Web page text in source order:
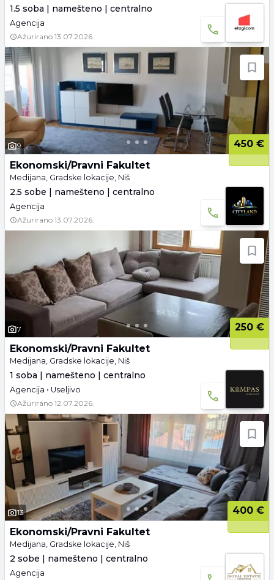
1.5 soba | namešteno | centralno
Agencija
Ažurirano 13.07.2026.
9
450 €
Ekonomski/Pravni Fakultet
Medijana, Gradske lokacije, Niš
2.5 sobe | namešteno | centralno
Agencija
Ažurirano 13.07.2026.
7
250 €
Ekonomski/Pravni Fakultet
Medijana, Gradske lokacije, Niš
1 soba | namešteno | centralno
Agencija • Useljivo
Ažurirano 12.07.2026.
13
400 €
Ekonomski/Pravni Fakultet
Medijana, Gradske lokacije, Niš
2 sobe | namešteno | centralno
Agencija